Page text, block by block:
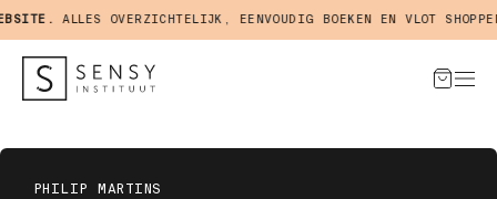
ALLES OVERZICHTELIJK, EENVOUDIG BOEKEN EN VLOT SHOPPEN
PHILIP MARTINS